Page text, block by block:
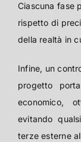
Ciascuna fase
rispetto di
della realtà in
Infine, un
progetto
economico,
evitando
terze esterne